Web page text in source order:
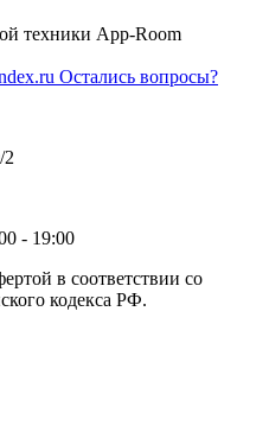
техники App-Room
Остались вопросы?
2
- 19:00
в соответствии со
кодекса РФ.